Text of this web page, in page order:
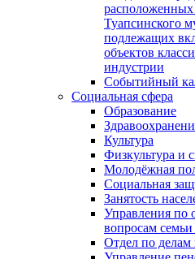
расположенных
Туапсинского
подлежащих
объектов
индустрии
Событийный
Социальная сфера
Образование
Культура
Физкультура и
Молодёжная
Социальная
Занятость
Управления по
вопросам семьи
Отдел по делам